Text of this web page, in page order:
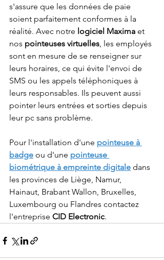
s'assure que les données de paie
soient parfaitement conformes à la
réalité. Avec notre logiciel Maxima et
nos pointeuses virtuelles, les employés
sont en mesure de se renseigner sur
leurs horaires, ce qui évite l'envoi de
SMS ou les appels téléphoniques à
leurs responsables. Ils peuvent aussi
pointer leurs entrées et sorties depuis
leur pc sans problème.
Pour l'installation d'une pointeuse à
badge ou d'une pointeuse
biométrique à empreinte digitale dans
les provinces de Liège, Namur,
Hainaut, Brabant Wallon, Bruxelles,
Luxembourg ou Flandres contactez
l'entreprise CID Electronic.